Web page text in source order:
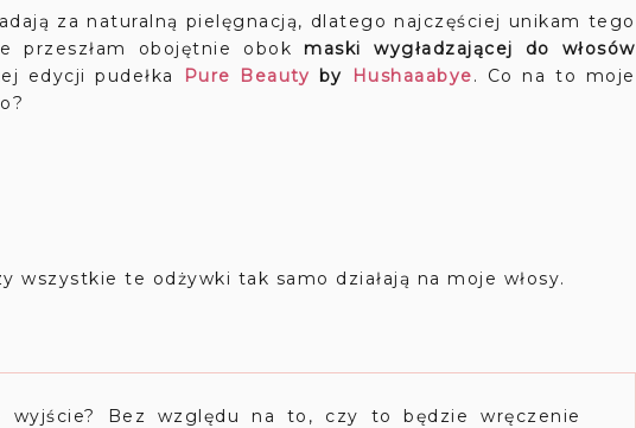
naturalną pielęgnacją, dlatego najczęściej unikam tego
przeszłam obojętnie obok maski wygładzającej do włosów
edycji pudełka Pure Beauty by Hushaaabye. Co na to moje
wszystkie te odżywki tak samo działają na moje włosy.
wyjście? Bez względu na to, czy to będzie wręczenie